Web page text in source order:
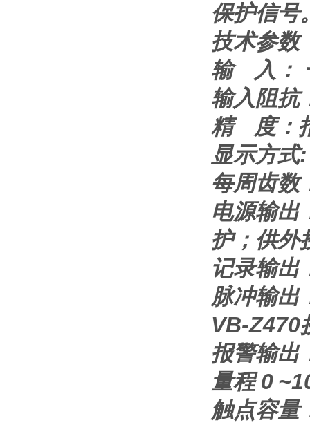
保护信号
技术参数
输 入：
输入阻抗
精 度：
显示方式
每周齿数
电源输出
护；供外
记录输出
脉冲输出
VB-Z470
报警输出
量程 0
触点容量